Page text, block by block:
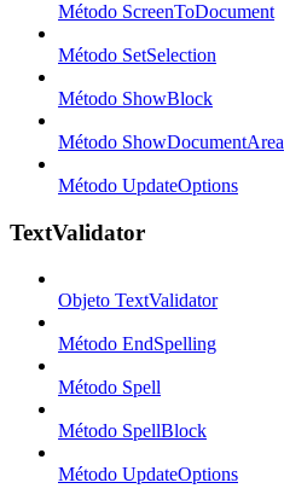
Método ScreenToDocument
Método SetSelection
Método ShowBlock
Método ShowDocumentArea
Método UpdateOptions
TextValidator
Objeto TextValidator
Método EndSpelling
Método Spell
Método SpellBlock
Método UpdateOptions